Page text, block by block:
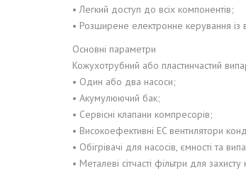
• Легкий доступ до всіх компонентів;
• Розширене електронне керування
Основні параметри
Кожухотрубний або пластинчастий
• Один або два насоси;
• Акумулюючий бак;
• Сервісні клапани компресорів;
• Високоефективні EC вентилятори
• Обігрівачі для насосів, ємності та
• Металеві сітчасті фільтри для